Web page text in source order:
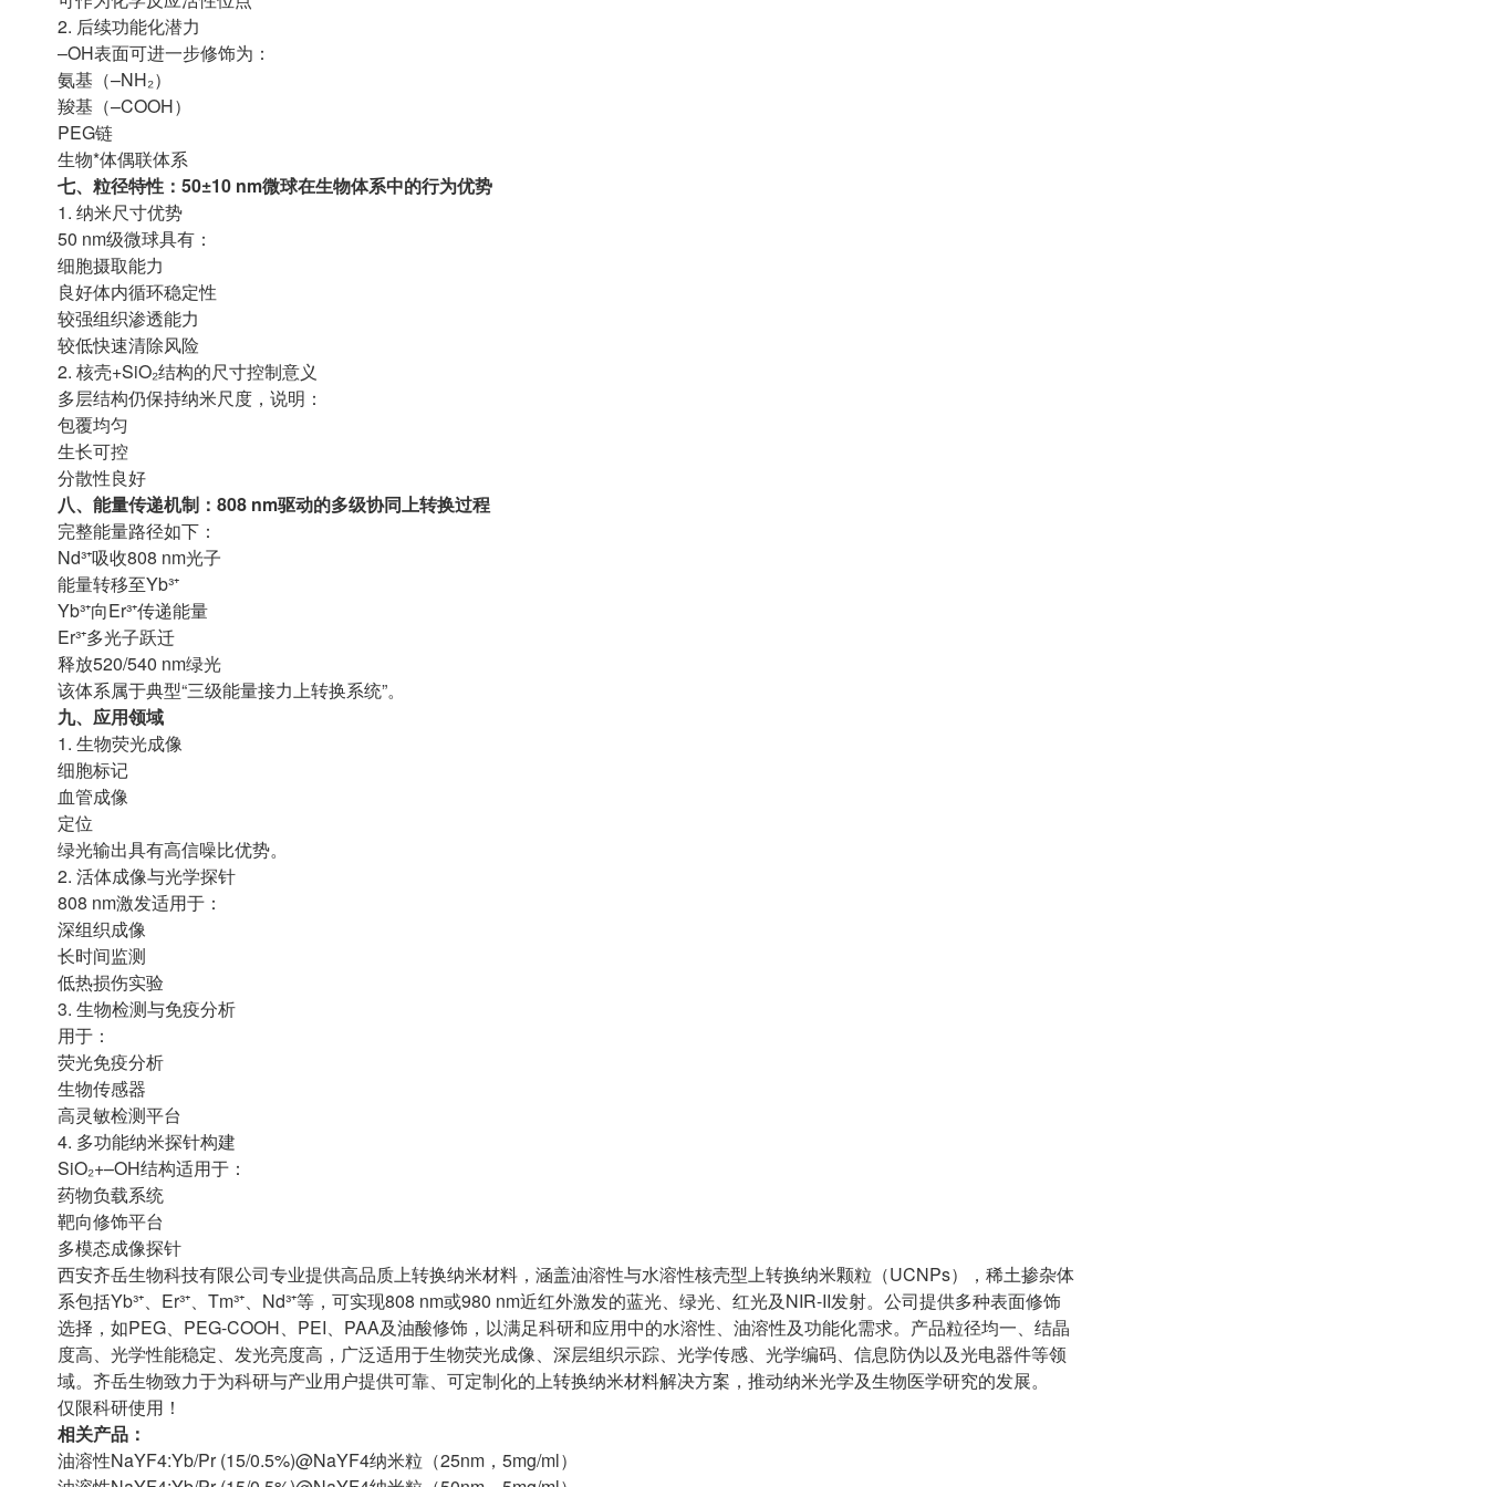
2. 后续功能化潜力
–OH表面可进一步修饰为：
氨基（–NH₂）
羧基（–COOH）
PEG链
生物*体偶联体系
七、粒径特性：50±10 nm微球在生物体系中的行为优势
1. 纳米尺寸优势
50 nm级微球具有：
细胞摄取能力
良好体内循环稳定性
较强组织渗透能力
较低快速清除风险
2. 核壳+SiO₂结构的尺寸控制意义
多层结构仍保持纳米尺度，说明：
包覆均匀
生长可控
分散性良好
八、能量传递机制：808 nm驱动的多级协同上转换过程
完整能量路径如下：
Nd³⁺吸收808 nm光子
能量转移至Yb³⁺
Yb³⁺向Er³⁺传递能量
Er³⁺多光子跃迁
释放520/540 nm绿光
该体系属于典型“三级能量接力上转换系统”。
九、应用领域
1. 生物荧光成像
细胞标记
血管成像
定位
绿光输出具有高信噪比优势。
2. 活体成像与光学探针
808 nm激发适用于：
深组织成像
长时间监测
低热损伤实验
3. 生物检测与免疫分析
用于：
荧光免疫分析
生物传感器
高灵敏检测平台
4. 多功能纳米探针构建
SiO₂+–OH结构适用于：
药物负载系统
靶向修饰平台
多模态成像探针
西安齐岳生物科技有限公司专业提供高品质上转换纳米材料，涵盖油溶性与水溶性核壳型上转换纳米颗粒（UCNPs），稀土掺杂体
系包括Yb³⁺、Er³⁺、Tm³⁺、Nd³⁺等，可实现808 nm或980 nm近红外激发的蓝光、绿光、红光及NIR-II发射。公司提供多种表面修饰
选择，如PEG、PEG-COOH、PEI、PAA及油酸修饰，以满足科研和应用中的水溶性、油溶性及功能化需求。产品粒径均一、结晶
度高、光学性能稳定、发光亮度高，广泛适用于生物荧光成像、深层组织示踪、光学传感、光学编码、信息防伪以及光电器件等领
域。齐岳生物致力于为科研与产业用户提供可靠、可定制化的上转换纳米材料解决方案，推动纳米光学及生物医学研究的发展。
仅限科研使用！
相关产品：
油溶性NaYF4:Yb/Pr (15/0.5%)@NaYF4纳米粒（25nm，5mg/ml）